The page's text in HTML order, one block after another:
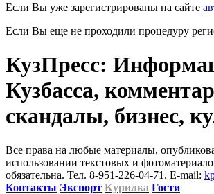
Если Вы уже зарегистрированы на сайте
Если Вы еще не проходили процедуру
КузПресс:
Кузбасса,
скандалы, бизнес,
Все права на любые материалы,
использовании текстовых и
обязательна. Тел. 8-951-226-04-71. E-mail:
Контакты Экспорт Курилка Гости